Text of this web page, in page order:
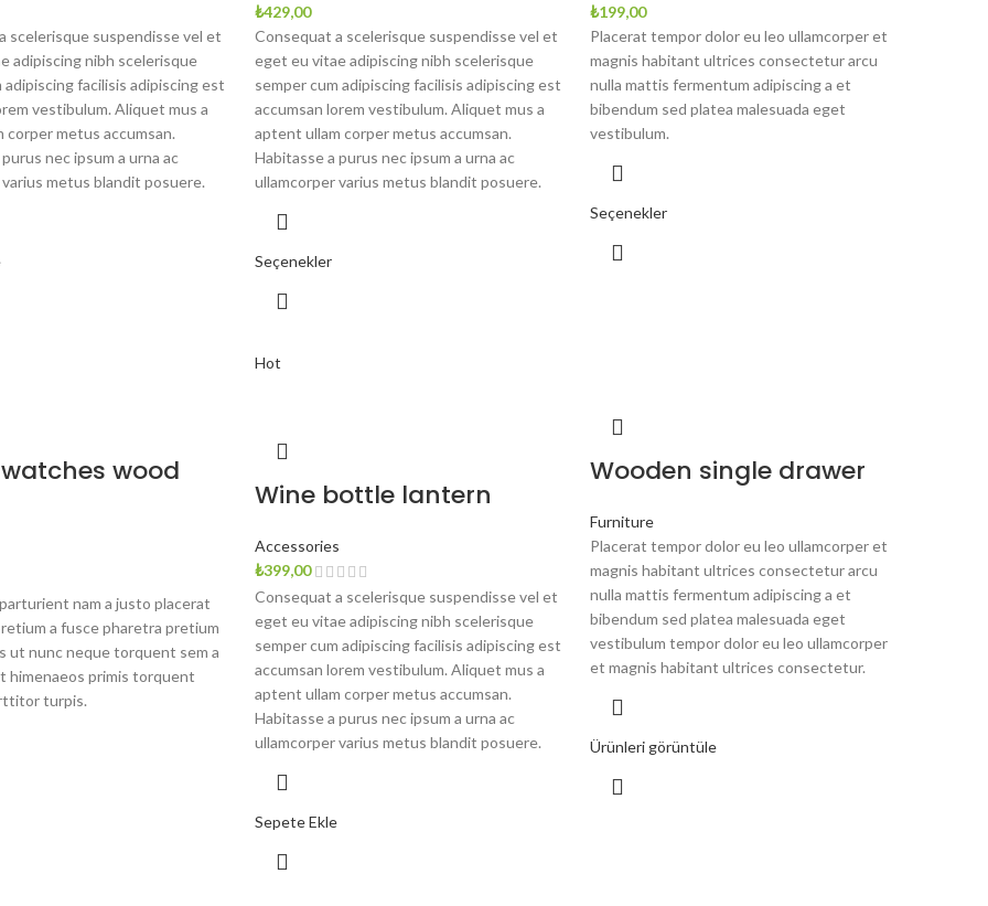
scelerisque suspendisse vel et
adipiscing nibh scelerisque
adipiscing facilisis adipiscing est
vestibulum. Aliquet mus a
corper metus accumsan.
nec ipsum a urna ac
metus blandit posuere.
₺429,00
Consequat a scelerisque suspendisse vel et
eget eu vitae adipiscing nibh scelerisque
semper cum adipiscing facilisis adipiscing est
accumsan lorem vestibulum. Aliquet mus a
aptent ullam corper metus accumsan.
Habitasse a purus nec ipsum a urna ac
ullamcorper varius metus blandit posuere.
Seçenekler
₺199,00
Placerat tempor dolor eu leo ullamcorper et
magnis habitant ultrices consectetur arcu
nulla mattis fermentum adipiscing a et
bibendum sed platea malesuada eget
vestibulum.
Seçenekler
wood
nam a justo placerat
a fusce pharetra pretium
ut nunc neque torquent sem a
himenaeos primis torquent
turpis.
Hot
Wine bottle lantern
Accessories
₺399,00
Consequat a scelerisque suspendisse vel et
eget eu vitae adipiscing nibh scelerisque
semper cum adipiscing facilisis adipiscing est
accumsan lorem vestibulum. Aliquet mus a
aptent ullam corper metus accumsan.
Habitasse a purus nec ipsum a urna ac
ullamcorper varius metus blandit posuere.
Sepete Ekle
Wooden single drawer
Furniture
Placerat tempor dolor eu leo ullamcorper et
magnis habitant ultrices consectetur arcu
nulla mattis fermentum adipiscing a et
bibendum sed platea malesuada eget
vestibulum tempor dolor eu leo ullamcorper
et magnis habitant ultrices consectetur.
Ürünleri görüntüle